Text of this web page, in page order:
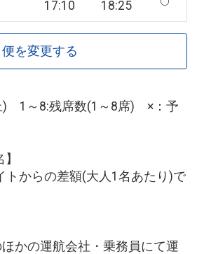
17:10
18:25
便を変更する
) 1～8:残席数(1～8席) ×：予
トからの差額(大人1名あたり)で
ほかの運航会社・乗務員にて運